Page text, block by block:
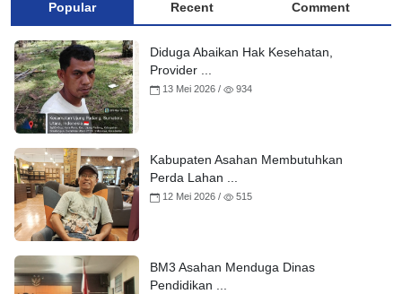
Popular Recent Comment
Diduga Abaikan Hak Kesehatan,
Provider ...
13 Mei 2026 / 934
Kabupaten Asahan Membutuhkan
Perda Lahan ...
12 Mei 2026 / 515
BM3 Asahan Menduga Dinas
Pendidikan ...